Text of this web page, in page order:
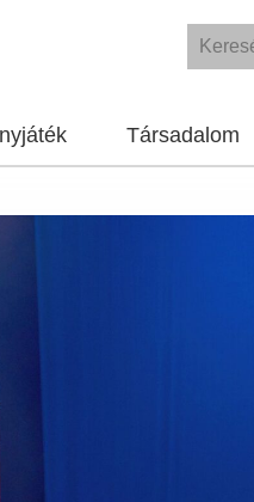
Társadalom